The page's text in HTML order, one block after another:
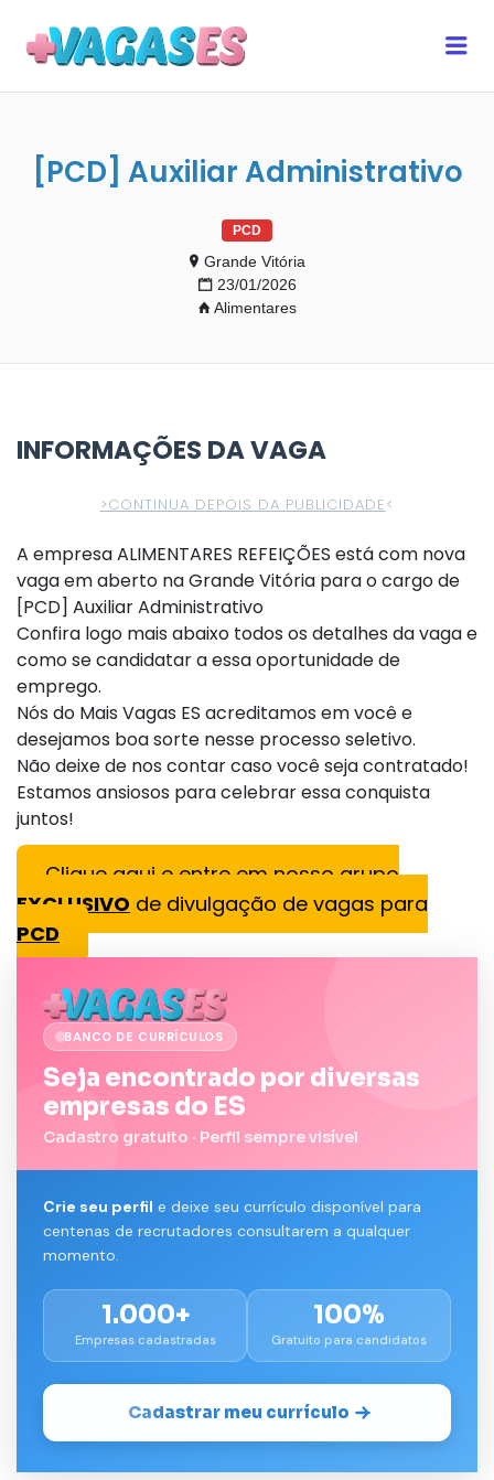
[PCD] Auxiliar Administrativo
PCD
Grande Vitória
23/01/2026
Alimentares
INFORMAÇÕES DA VAGA
>CONTINUA DEPOIS DA PUBLICIDADE<
A empresa ALIMENTARES REFEIÇÕES está com nova
vaga em aberto na Grande Vitória para o cargo de
[PCD] Auxiliar Administrativo
Confira logo mais abaixo todos os detalhes da vaga e
como se candidatar a essa oportunidade de
emprego.
Nós do Mais Vagas ES acreditamos em você e
desejamos boa sorte nesse processo seletivo.
Não deixe de nos contar caso você seja contratado!
Estamos ansiosos para celebrar essa conquista
juntos!
Clique aqui e entre em nosso grupo
EXCLUSIVO de divulgação de vagas para
PCD
BANCO DE CURRÍCULOS
Seja encontrado por diversas
empresas do ES
Cadastro gratuito · Perfil sempre visível
Crie seu perfil e deixe seu currículo disponível para
centenas de recrutadores consultarem a qualquer
momento.
1.000+
Empresas cadastradas
100%
Gratuito para candidatos
Cadastrar meu currículo